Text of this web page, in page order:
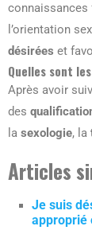
connaissances
l’orientation
désirées et
Quelles sont
Après avoir
des
la sexologie, la
Articles
Je suis
approprié